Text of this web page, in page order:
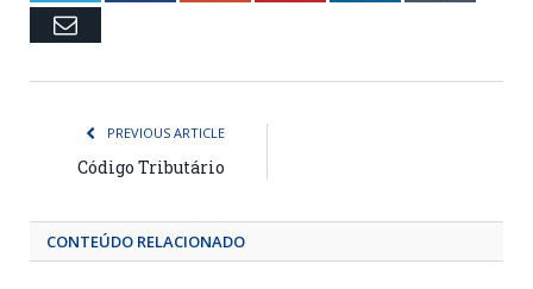
Email
PREVIOUS ARTICLE
Código Tributário
CONTEÚDO RELACIONADO